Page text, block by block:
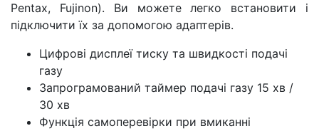
Pentax, Fujinon). Ви можете легко встановити і
підключити їх за допомогою адаптерів.
Цифрові дисплеї тиску та швидкості подачі
газу
Запрограмований таймер подачі газу 15 хв /
30 хв
Функція самоперевірки при вмиканні